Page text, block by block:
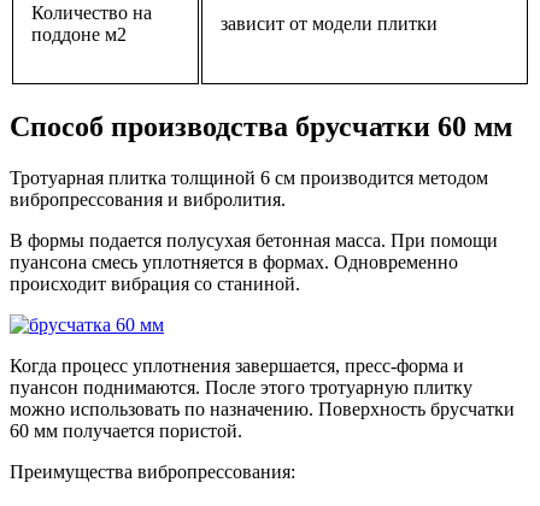
Количество на
поддоне м2
зависит от модели плитки
Способ производства брусчатки 60 мм
Тротуарная плитка толщиной 6 см производится методом
вибропрессования и вибролития.
В формы подается полусухая бетонная масса. При помощи
пуансона смесь уплотняется в формах. Одновременно
происходит вибрация со станиной.
Когда процесс уплотнения завершается, пресс-форма и
пуансон поднимаются. После этого тротуарную плитку
можно использовать по назначению. Поверхность брусчатки
60 мм получается пористой.
Преимущества вибропрессования: